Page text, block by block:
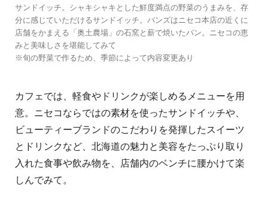
サンドイッチ。シャキシャキとした鮮度満点の野菜のうまみを、存
分に感じていただけるサンドイッチ。バンズはニセコ本店の近くに
店舗をかまえる「奥⼟農場」の⽯窯と薪で焼いたパン。ニセコの恵
みと美味しさを堪能してみて
※旬の野菜で作るため、季節によって内容変更あり
カフェでは、軽⾷やドリンクが楽しめるメニューを用
意。ニセコならではの素材を使ったサンドイッチや、
ビューティーブランドのこだわりを発揮したスイーツ
とドリンクなど、北海道の魅⼒と美容をたっぷり取り
⼊れた⾷事や飲み物を、店舗内のベンチに腰かけて楽
しんでみて。